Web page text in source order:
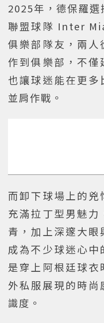
2025年，德保羅選
聯盟球隊 Inter
俱樂部隊友，兩
作到俱樂部，不僅
也讓球迷能在更
並肩作戰。
而卸下球場上的
充滿拉丁型男魅
青，加上深邃大
成為不少球迷心
是穿上阿根廷球
外私服展現的時
識度。